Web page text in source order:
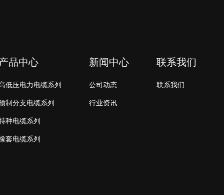
品中心
低压电力电缆系列
制分支电缆系列
种电缆系列
套电缆系列
新闻中心
公司动态
行业资讯
联系我们
联系我们